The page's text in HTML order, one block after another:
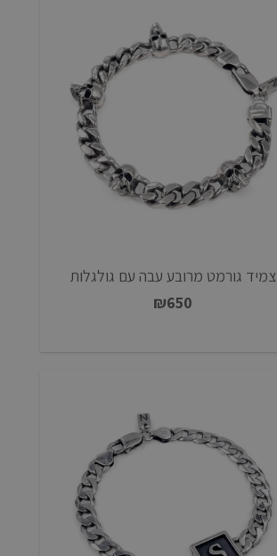
צמיד גורמט מרובע עבה עם גולגלות
₪650